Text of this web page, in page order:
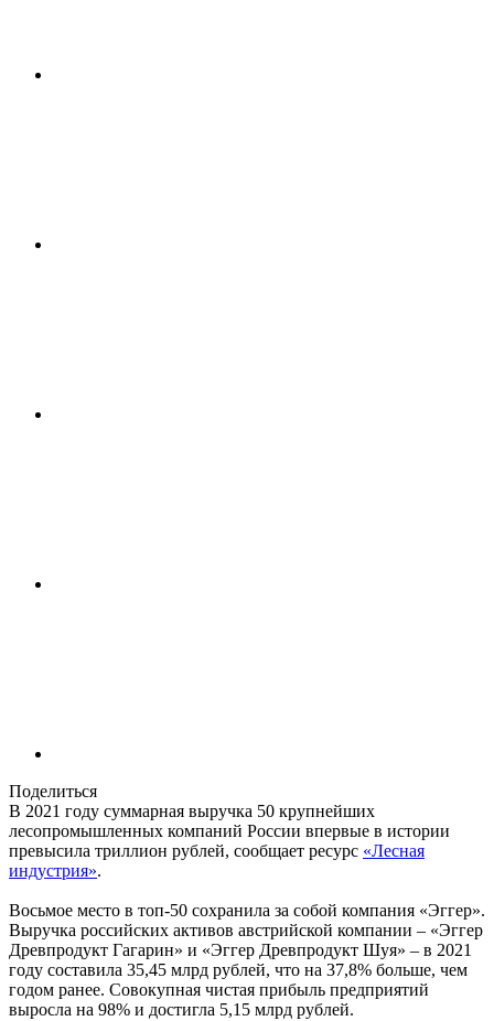
Поделиться
В 2021 году суммарная выручка 50 крупнейших
лесопромышленных компаний России впервые в истории
превысила триллион рублей, сообщает ресурс «Лесная
индустрия».
Восьмое место в топ-50 сохранила за собой компания «Эггер».
Выручка российских активов австрийской компании – «Эггер
Древпродукт Гагарин» и «Эггер Древпродукт Шуя» – в 2021
году составила 35,45 млрд рублей, что на 37,8% больше, чем
годом ранее. Совокупная чистая прибыль предприятий
выросла на 98% и достигла 5,15 млрд рублей.